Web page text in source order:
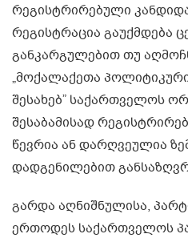
რეგისტრირებული
რეგისტრაცია გაუქმდება
განკარგულებით თუ
„მოქალაქეთა
შესახებ” საქართველოს
შესაბამისად
წევრია ან დარღვეულია
დადგენილებით
გარდა აღნიშნულისა,
ერთოდეს საქართველოს